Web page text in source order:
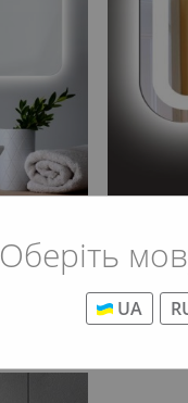
Оберіть
UA
от 8